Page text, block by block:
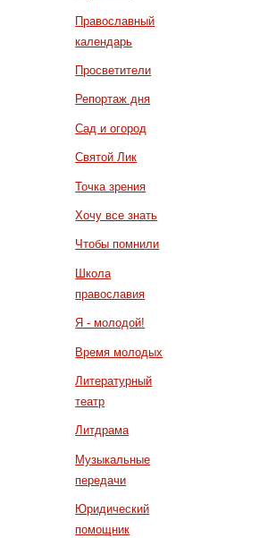
Православный
календарь
Просветители
Репортаж дня
Сад и огород
Святой Лик
Точка зрения
Хочу все знать
Чтобы помнили
Школа
православия
Я - молодой!
Время молодых
Литературный
театр
Литдрама
Музыкальные
передачи
Юридический
помощник